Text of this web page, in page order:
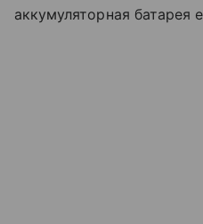
аккумуляторная